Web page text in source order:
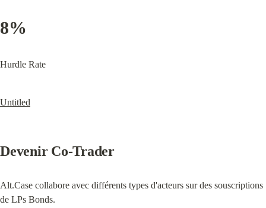
8%
Hurdle Rate
Untitled
Devenir Co-Trader
Alt.Case collabore avec différents types d'acteurs sur des souscriptions
de LPs Bonds.